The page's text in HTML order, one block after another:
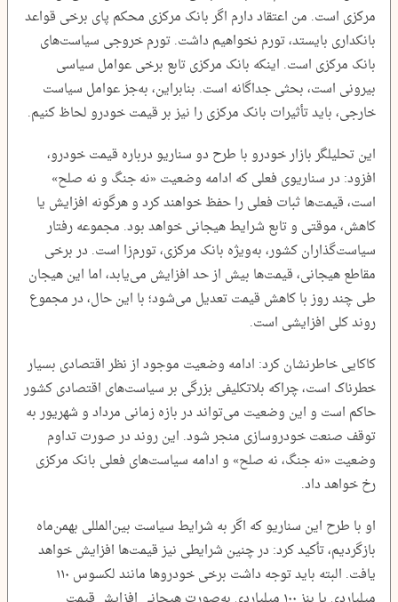
مرکزی است. من اعتقاد دارم اگر بانک مرکزی محکم پای برخی قواعد
بانکداری بایستد، تورم نخواهیم داشت. تورم خروجی سیاست‌های
بانک مرکزی است. اینکه بانک مرکزی تابع برخی عوامل سیاسی
بیرونی است، بحثی جداگانه است. بنابراین، به‌جز عوامل سیاست
خارجی، باید تأثیرات بانک مرکزی را نیز بر قیمت خودرو لحاظ کنیم.
این تحلیلگر بازار خودرو با طرح دو سناریو درباره قیمت خودرو،
افزود: در سناریوی فعلی که ادامه وضعیت «نه جنگ و نه صلح»
است، قیمت‌ها ثبات فعلی را حفظ خواهند کرد و هرگونه افزایش یا
کاهش، موقتی و تابع شرایط هیجانی خواهد بود. مجموعه رفتار
سیاست‌گذاران کشور، به‌ویژه بانک مرکزی، تورم‌زا است. در برخی
مقاطع هیجانی، قیمت‌ها بیش از حد افزایش می‌یابد، اما این هیجان
طی چند روز با کاهش قیمت تعدیل می‌شود؛ با این حال، در مجموع
روند کلی افزایشی است.
کاکایی خاطرنشان کرد: ادامه وضعیت موجود از نظر اقتصادی بسیار
خطرناک است، چراکه بلاتکلیفی بزرگی بر سیاست‌های اقتصادی کشور
حاکم است و این وضعیت می‌تواند در بازه زمانی مرداد و شهریور به
توقف صنعت خودروسازی منجر شود. این روند در صورت تداوم
وضعیت «نه جنگ، نه صلح» و ادامه سیاست‌های فعلی بانک مرکزی
رخ خواهد داد.
او با طرح این سناریو که اگر به شرایط سیاست بین‌المللی بهمن‌ماه
بازگردیم، تأکید کرد: در چنین شرایطی نیز قیمت‌ها افزایش خواهد
یافت. البته باید توجه داشت برخی خودرو‌ها مانند لکسوس ۱۱۰